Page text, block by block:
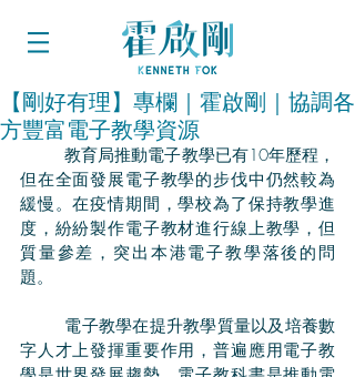
【剛好有理】專欄｜霍啟剛｜協調各
方豐富電子教學資源
	教育局推動電子教學已有10年歷程，
但在全面發展電子教學的步伐中仍然較為
緩慢。在疫情期間，學校為了保持教學進
度，紛紛製作電子教材進行線上教學，但
質量參差，突出本港電子教學落後的問
題。
字人才上發揮重要作用，普遍應用電子教